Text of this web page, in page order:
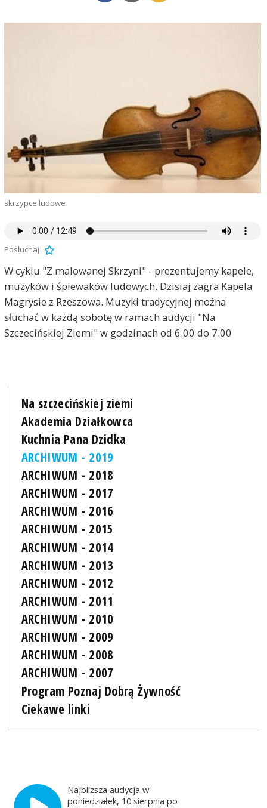
skrzypce ludowe
Posłuchaj
W cyklu "Z malowanej Skrzyni" - prezentujemy kapele,
muzyków i śpiewaków ludowych. Dzisiaj zagra Kapela
Magrysie z Rzeszowa. Muzyki tradycyjnej można
słuchać w każdą sobotę w ramach audycji "Na
Szczecińskiej Ziemi" w godzinach od 6.00 do 7.00
Na szczecińskiej ziemi
Akademia Działkowca
Kuchnia Pana Dzidka
ARCHIWUM - 2019
ARCHIWUM - 2018
ARCHIWUM - 2017
ARCHIWUM - 2016
ARCHIWUM - 2015
ARCHIWUM - 2014
ARCHIWUM - 2013
ARCHIWUM - 2012
ARCHIWUM - 2011
ARCHIWUM - 2010
ARCHIWUM - 2009
ARCHIWUM - 2008
ARCHIWUM - 2007
Program Poznaj Dobrą Żywność
Ciekawe linki
Najbliższa audycja w
poniedziałek, 10 sierpnia po